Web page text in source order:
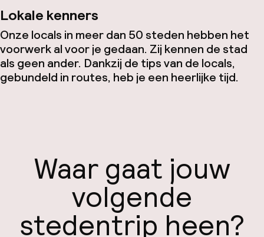
Lokale kenners
Onze locals in meer dan 50 steden hebben het
voorwerk al voor je gedaan. Zij kennen de stad
als geen ander. Dankzij de tips van de locals,
gebundeld in routes, heb je een heerlijke tijd.
Waar gaat jouw
volgende
stedentrip heen?